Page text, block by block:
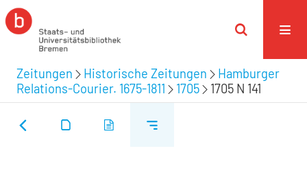
Zeitungen Historische Zeitungen
Hamburger
Relations-Courier. 1675-1811
1705 1705 N 141